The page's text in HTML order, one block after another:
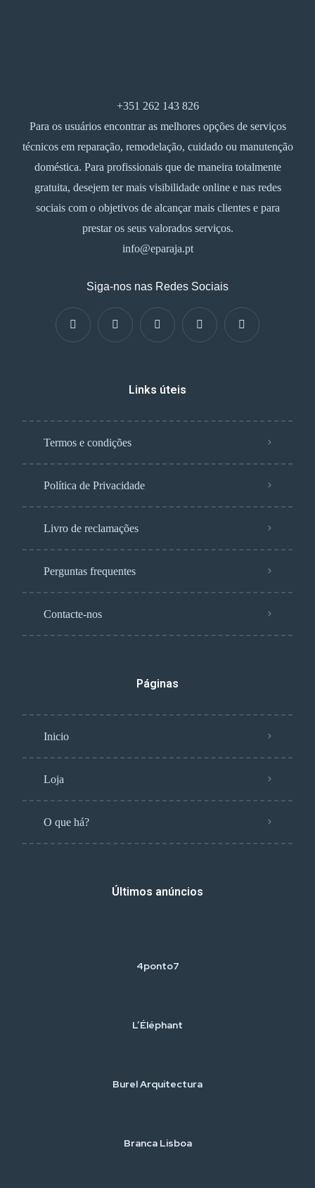
+351 262 143 826
Para os usuários encontrar as melhores opções de serviços
técnicos em reparação, remodelação, cuidado ou manutenção
doméstica. Para profissionais que de maneira totalmente
gratuita, desejem ter mais visibilidade online e nas redes
sociais com o objetivos de alcançar mais clientes e para
prestar os seus valorados serviços.
info@eparaja.pt
Siga-nos nas Redes Sociais
Links úteis
Termos e condições
Política de Privacidade
Livro de reclamações
Perguntas frequentes
Contacte-nos
Páginas
Inicio
Loja
O que há?
Últimos anúncios
4ponto7
L’Éléphant
Burel Arquitectura
Branca Lisboa